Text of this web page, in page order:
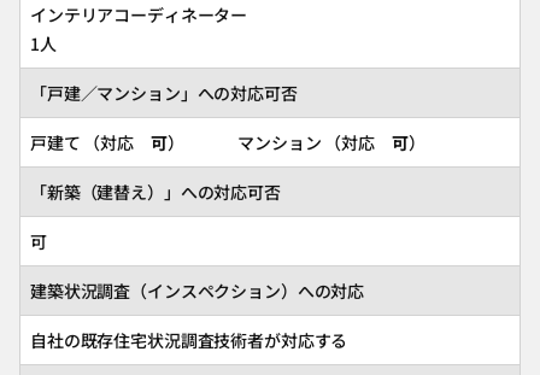
インテリアコーディネーター
1人
「戸建／マンション」への対応可否
戸建て （対応 可） マンション （対応 可）
「新築（建替え）」への対応可否
可
建築状況調査（インスペクション）への対応
自社の既存住宅状況調査技術者が対応する